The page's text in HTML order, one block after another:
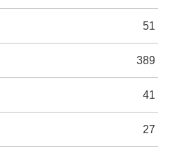
51
389
41
27